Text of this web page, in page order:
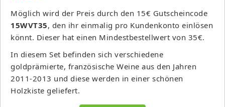
Möglich wird der Preis durch den 15€ Gutscheincode
15WVT35, den ihr einmalig pro Kundenkonto einlösen
könnt. Dieser hat einen Mindestbestellwert von 35€.
In diesem Set befinden sich verschiedene
goldprämierte, französische Weine aus den Jahren
2011-2013 und diese werden in einer schönen
Holzkiste geliefert.